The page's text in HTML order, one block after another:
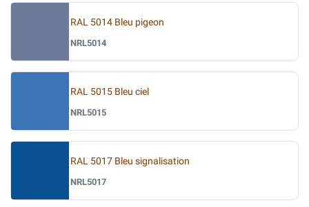
RAL 5014 Bleu pigeon
NRL5014
RAL 5015 Bleu ciel
NRL5015
RAL 5017 Bleu signalisation
NRL5017